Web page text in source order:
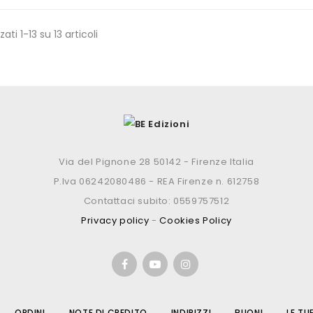
1-13 su 13 articoli
Via del Pignone 28 50142 - Firenze Italia
P.Iva 06242080486 - REA Firenze n. 612758
Contattaci subito: 0559757512
Privacy policy -Cookies Policy